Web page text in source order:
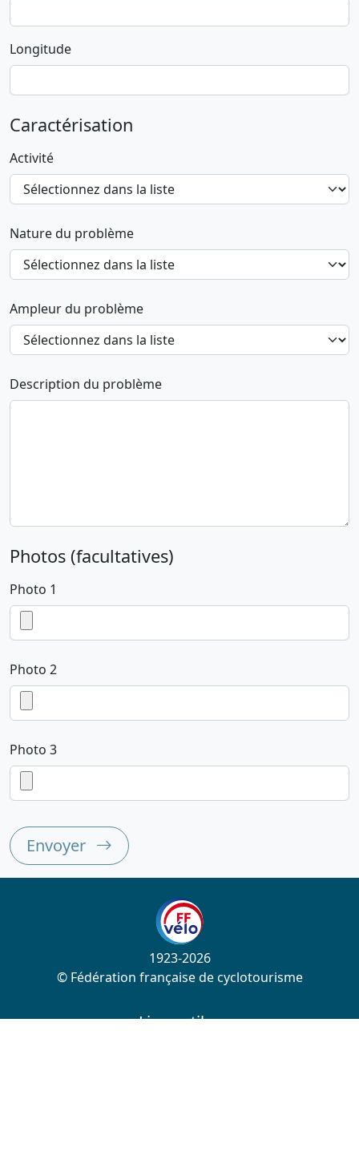
Longitude
Caractérisation
Activité
Nature du problème
Ampleur du problème
Description du problème
Photos (facultatives)
Photo 1
Photo 2
Photo 3
Envoyer
1923-2026
© Fédération française de cyclotourisme
Liens utiles